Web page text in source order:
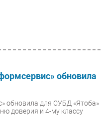
обновила
обновила для СУБД «Ятоба»
доверия и 4-му классу